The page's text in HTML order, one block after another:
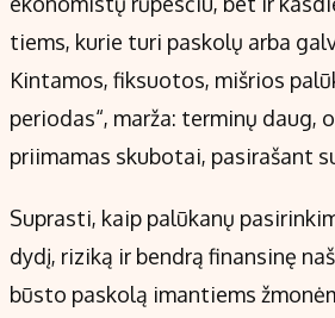
Regionų naujienos
Indėlių palūkanos
tiems, kurie turi paskolų arba
Kintamos, fiksuotos, mišrios
periodas“, marža: terminų daug,
priimamas skubotai, pasirašant
Suprasti, kaip palūkanų
dydį, riziką ir bendrą finansinę
būsto paskolą imantiems